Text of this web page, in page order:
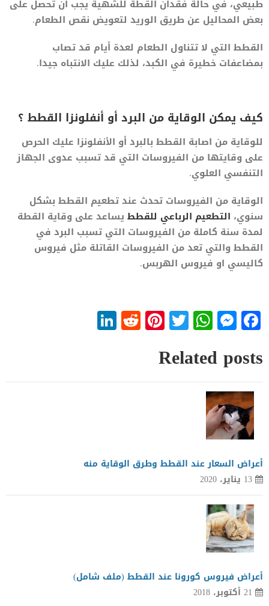
طبيعي، في حالة فقدان القطة للشهية يجب ان تحصل على
بعض المحاليل عن طريق الوريد لتعويض نقص الطعام.
القطط التي لا تتناول الطعام لعدة أيام قد تصاب
بمضاعفات خطيرة في الكبد، لذلك عليك الانتباه جيدا.
كيف يمكن الوقاية من البرد أو أنفلونزا القطط ؟
للوقاية من اصابة القطط بالبرد أو الأنفلونزا عليك الحرص
على وقايتها من الفيروسات التي قد تسبب عدوى الجهاز
التنفسي العلوي.
الوقاية من الفيروسات تحدث عند تطعيم القطط بشكل
سنوي، التطعيم الرباعي للقطط يساعد على وقاية القطة
لمدة سنة كاملة من الفيروسات التي تسبب البرد في
القطط والتي تعد من الفيروسات القاتلة مثل فيروس
كاليسي او فيروس الهربس.
Facebook
Messenger
WhatsApp
Twitter
Pinterest
Reddit
Related posts
أعراض السعار عند القطط وطرق الوقاية منه
13 يناير، 2020
أعراض فيروس كورونا عند القطط (ملف شامل)
21 أكتوبر، 2018